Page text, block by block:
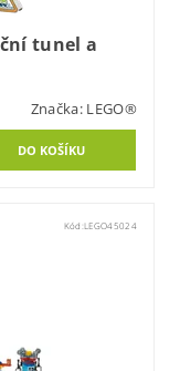
tunel a
Značka: LEGO®
Kód:LEGO45024